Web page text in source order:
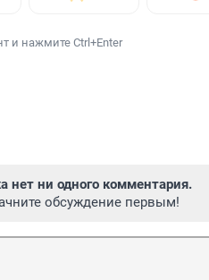
и нажмите Ctrl+Enter
нет ни одного комментария.
обсуждение первым!